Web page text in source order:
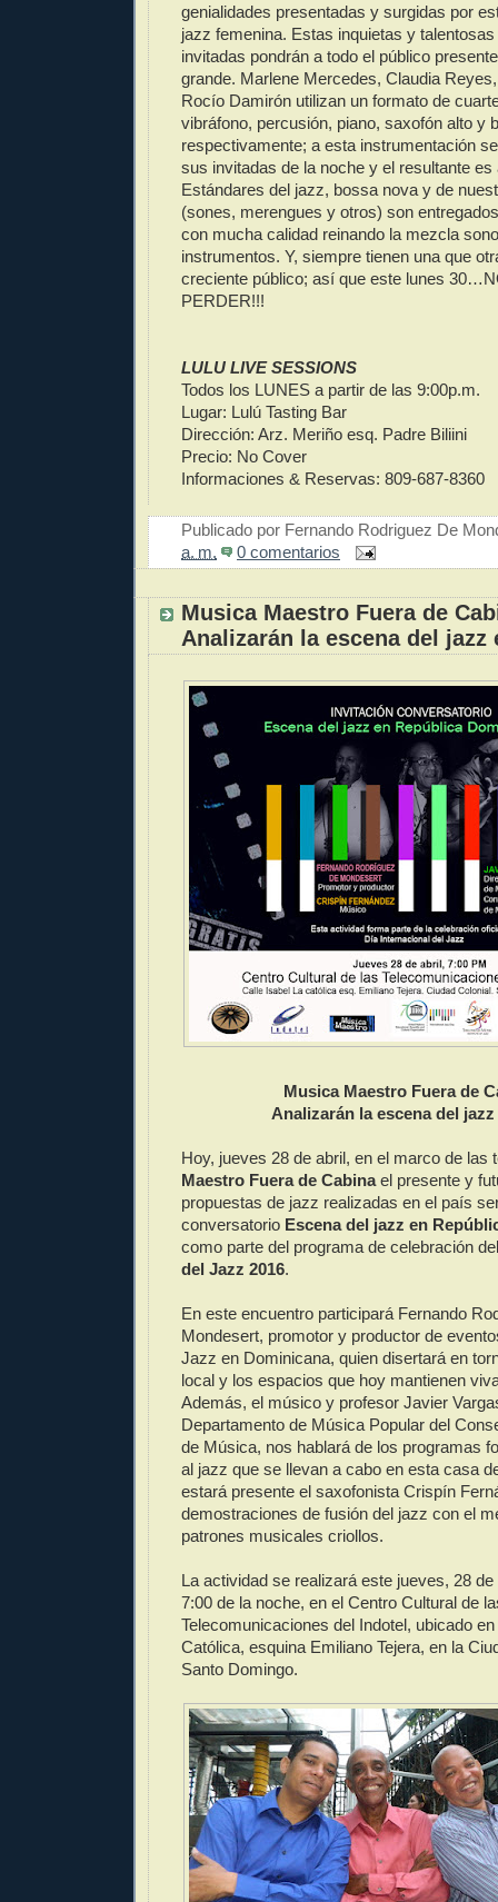
genialidades presentadas y surgidas por
jazz femenina. Estas inquietas y
invitadas pondrán a todo el público
grande. Marlene Mercedes, Claudia
Rocío Damirón utilizan un formato de
vibráfono, percusión, piano, saxofón alto y
respectivamente; a esta instrumentación
sus invitadas de la noche y el resultante es
Estándares del jazz, bossa nova y de
(sones, merengues y otros) son
con mucha calidad reinando la mezcla
instrumentos. Y, siempre tienen una que
creciente público; así que este lunes
PERDER!!!
LULU LIVE SESSIONS
Todos los LUNES a partir de las 9:00p.m.
Lugar: Lulú Tasting Bar
Dirección: Arz. Meriño esq. Padre Biliini
Precio: No Cover
Informaciones & Reservas: 809-687-8360
Publicado por Fernando Rodriguez De
a. m.
0 comentarios
Musica Maestro Fuera de
Analizarán la escena del jazz
Musica Maestro Fuera de
Analizarán la escena del jazz
Hoy, jueves 28 de abril, en el marco de las
Maestro Fuera de Cabinael presente y
propuestas de jazz realizadas en el país
conversatorio Escena del jazz en
como parte del programa de celebración
del Jazz 2016.
En este encuentro participará Fernando
Mondesert, promotor y productor de
Jazz en Dominicana, quien disertará en
local y los espacios que hoy mantienen
Además, el músico y profesor Javier
Departamento de Música Popular del
de Música, nos hablará de los programas
al jazz que se llevan a cabo en esta casa
estará presente el saxofonista Crispín
demostraciones de fusión del jazz con el
patrones musicales criollos.
La actividad se realizará este jueves, 28
7:00 de la noche, en el Centro Cultural de
Telecomunicaciones del Indotel, ubicado
Católica, esquina Emiliano Tejera, en la
Santo Domingo.